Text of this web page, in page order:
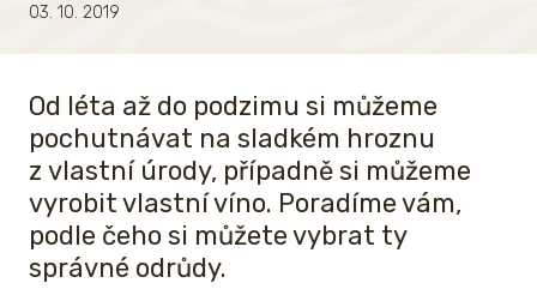
03. 10. 2019
Od léta až do podzimu si můžeme
pochutnávat na sladkém hroznu
z vlastní úrody, případně si můžeme
vyrobit vlastní víno. Poradíme vám,
podle čeho si můžete vybrat ty
správné odrůdy.